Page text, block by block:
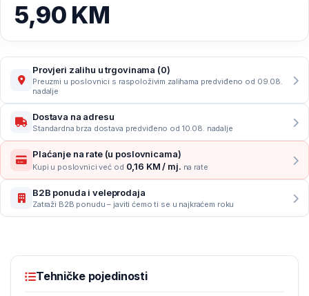
5,90 KM
Provjeri zalihu u trgovinama (0)
Preuzmi u poslovnici s raspoloživim zalihama predviđeno od 09.08.
nadalje
Dostava na adresu
Standardna brza dostava predviđeno od 10.08. nadalje
Plaćanje na rate (u poslovnicama)
Kupi u poslovnici već od 0,16 KM / mj. na rate
B2B ponuda i veleprodaja
Zatraži B2B ponudu – javiti ćemo ti se u najkraćem roku
Tehničke pojedinosti